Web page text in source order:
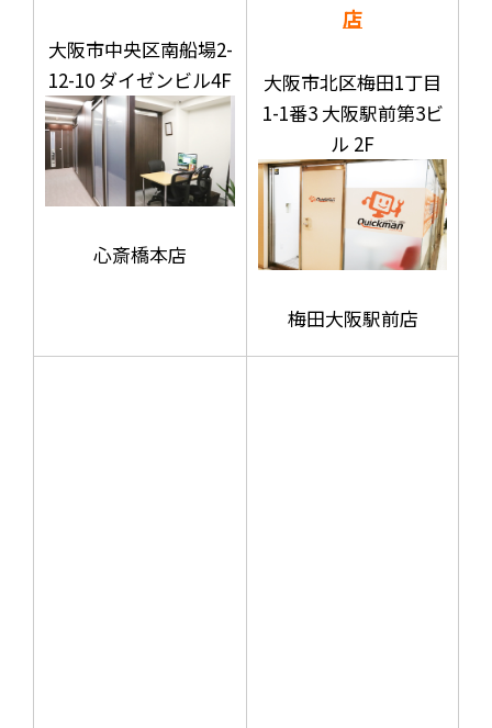
大阪市中央区南船場2-
12-10 ダイゼンビル4F
心斎橋本店
店
大阪市北区梅田1丁目
1-1番3 大阪駅前第3ビ
ル 2F
梅田大阪駅前店